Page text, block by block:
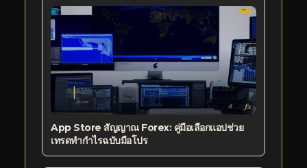
App Store สัญญาณ Forex: คู่มือเลือกแอปช่วย
เทรดทำกำไรฉบับมือโปร